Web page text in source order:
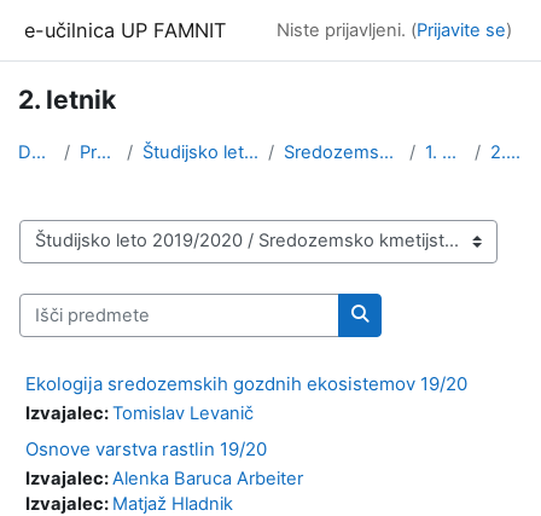
e-učilnica UP FAMNIT Niste prijavljeni. (Prijavite se)
2. letnik
Domov Predmeti Študijsko leto 2019/2020 Sredozemsko kmetijstvo 1. stopnja 2. letnik
Kategorije predmetov
Išči predmete
Išči predmete
Ekologija sredozemskih gozdnih ekosistemov 19/20
Izvajalec:Tomislav Levanič
Osnove varstva rastlin 19/20
Izvajalec:Alenka Baruca Arbeiter
Izvajalec: Matjaž Hladnik